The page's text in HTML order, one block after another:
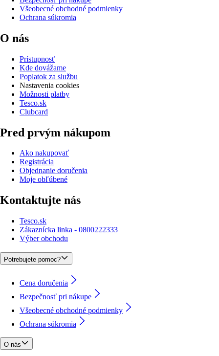
Všeobecné obchodné podmienky
Ochrana súkromia
O nás
Prístupnosť
Kde dovážame
Poplatok za službu
Nastavenia cookies
Možnosti platby
Tesco.sk
Clubcard
Pred prvým nákupom
Ako nakupovať
Registrácia
Objednanie doručenia
Moje obľúbené
Kontaktujte nás
Tesco.sk
Zákaznícka linka - 0800222333
Výber obchodu
Potrebujete pomoc?
Cena doručenia
Bezpečnosť pri nákupe
Všeobecné obchodné podmienky
Ochrana súkromia
O nás